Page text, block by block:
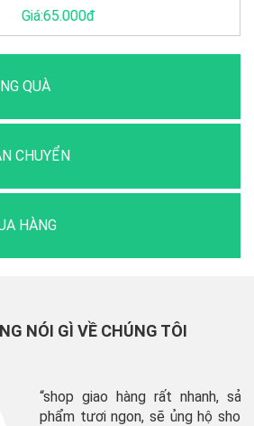
Giá:65.000đ
QUÀ
CHUYỂN
HÀNG
NÓI GÌ VỀ CHÚNG TÔI
“shop giao hàng rất nhanh, sản
phẩm tươi ngon, sẽ ủng hộ shop